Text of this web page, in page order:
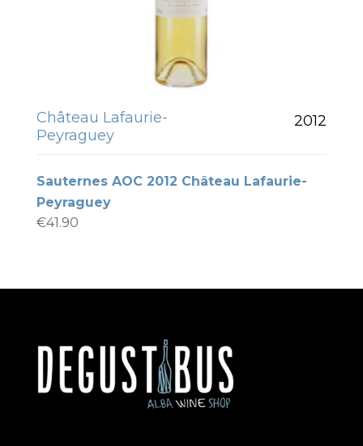
Château Lafaurie-
Peyraguey
2012
Sauternes AOC 2012 Château Lafaurie-
Peyraguey
€41.90